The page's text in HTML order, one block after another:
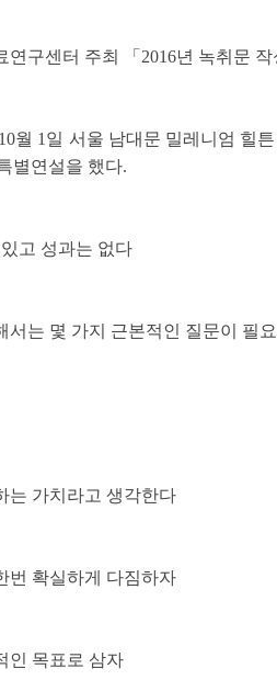
연구센터 주최 「2016년 녹취문
월 1일 서울 남대문 밀레니엄 힐
별연설을 했다.
고 성과는 없다
서는 몇 가지 근본적인 질문이 필
는 가치라고 생각한다
번 확실하게 다짐하자
인 목표로 삼자